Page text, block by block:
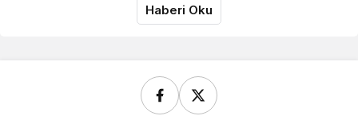
Haberi Oku